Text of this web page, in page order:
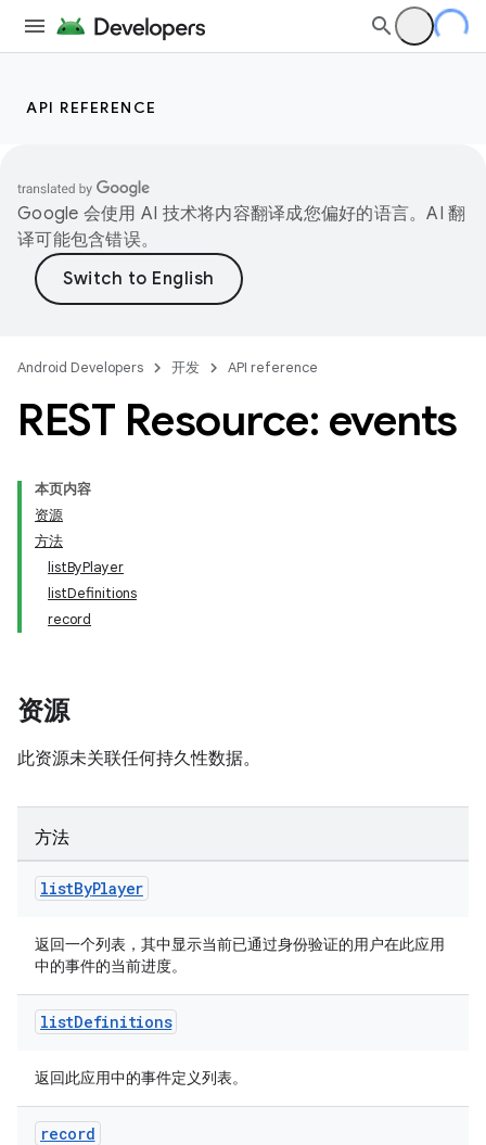
API REFERENCE
Google 会使用 AI 技术将内容翻译成您偏好的语言。AI 翻
译可能包含错误。
Android Developers 开发 API reference
REST Resource: events
本页内容
资源
方法
listByPlayer
listDefinitions
record
资源
此资源未关联任何持久性数据。
方法
listByPlayer
返回一个列表，其中显示当前已通过身份验证的用户在此应用
中的事件的当前进度。
listDefinitions
返回此应用中的事件定义列表。
record